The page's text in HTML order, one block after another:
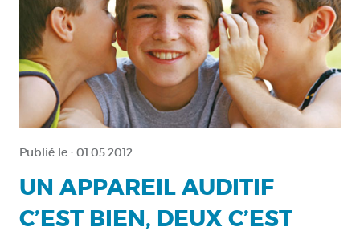
Publié le : 01.05.2012
UN APPAREIL AUDITIF
C’EST BIEN, DEUX C’EST